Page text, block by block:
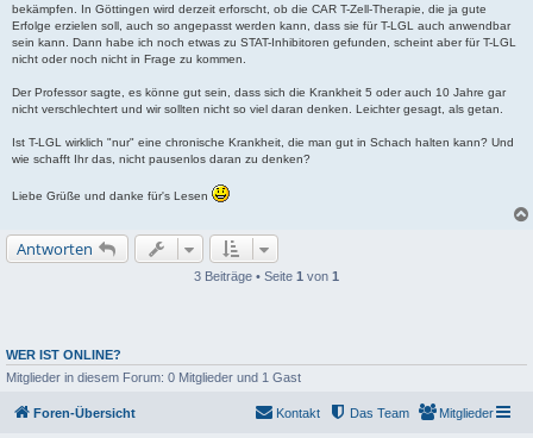
bekämpfen. In Göttingen wird derzeit erforscht, ob die CAR T-Zell-Therapie, die ja gute
Erfolge erzielen soll, auch so angepasst werden kann, dass sie für T-LGL auch anwendbar
sein kann. Dann habe ich noch etwas zu STAT-Inhibitoren gefunden, scheint aber für T-LGL
nicht oder noch nicht in Frage zu kommen.
Der Professor sagte, es könne gut sein, dass sich die Krankheit 5 oder auch 10 Jahre gar
nicht verschlechtert und wir sollten nicht so viel daran denken. Leichter gesagt, als getan.
Ist T-LGL wirklich "nur" eine chronische Krankheit, die man gut in Schach halten kann? Und
wie schafft Ihr das, nicht pausenlos daran zu denken?
Liebe Grüße und danke für's Lesen
Antworten
3 Beiträge • Seite 1 von 1
WER IST ONLINE?
Mitglieder in diesem Forum: 0 Mitglieder und 1 Gast
Foren-Übersicht Mitglieder
Das Team
Kontakt